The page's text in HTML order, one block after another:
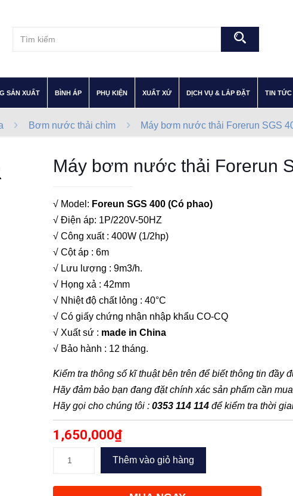
SẢN XUẤT BÌNH ÁP PHỤ KIỆN XUẤT XỨ– DỊCH VỤ & LẮP ĐẶT TIN TỨC
Bơm nước thải chìm Máy bơm nước thải Forerun SGS
Máy bơm nước thải Forerun
√ Model: Foreun SGS 400 (Có phao)
√ Điện áp: 1P/220V-50HZ
√ Công xuất : 400W (1/2hp)
√ Cột áp : 6m
√ Lưu lượng : 9m3/h.
√ Họng xả : 42mm
√ Nhiệt độ chất lỏng : 40°C
√ Có giấy chứng nhận nhập khẩu CO-CQ
√ Xuất sứ : made in China
√ Bảo hành : 12 tháng.
Kiểm tra thông số kĩ thuật bên trên để biết thông tin đầy
Hãy đảm bảo bạn đang đặt chính xác sản phẩm cần mua
Hãy gọi cho chúng tôi :0353 114 114 để kiểm tra thời
1,650,000₫
nước
Thêm vào giỏ hàng